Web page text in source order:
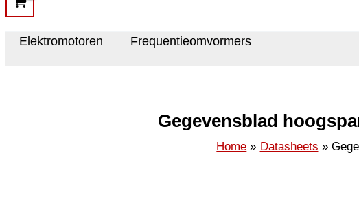
Elektromotoren Frequentieomvormers
Gegevensblad
Home Datasheets